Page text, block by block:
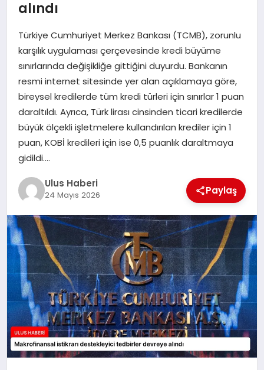
EĞITIM
MAGAZIN
SPOR
YAŞAM
alındı
Türkiye Cumhuriyet Merkez Bankası (TCMB), zorunlu
karşılık uygulaması çerçevesinde kredi büyüme
sınırlarında değişikliğe gittiğini duyurdu. Bankanın
resmi internet sitesinde yer alan açıklamaya göre,
bireysel kredilerde tüm kredi türleri için sınırlar 1 puan
daraltıldı. Ayrıca, Türk lirası cinsinden ticari kredilerde
büyük ölçekli işletmelere kullandırılan krediler için 1
puan, KOBİ kredileri için ise 0,5 puanlık daraltmaya
gidildi….
Ulus Haberi
24 Mayıs 2026 Paylaş